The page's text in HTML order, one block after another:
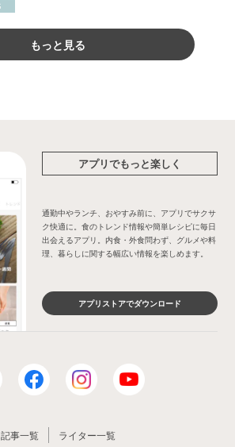
もっと見る
アプリでもっと楽しく
通勤中やランチ、おやすみ前に、アプリでサクサ
ク快適に。食のトレンド情報や簡単レシピに毎日
出会えるアプリ。内食・外食問わず、グルメや料
理、暮らしに関する幅広い情報を楽しめます。
アプリストアでダウンロード
記事一覧 ライター一覧